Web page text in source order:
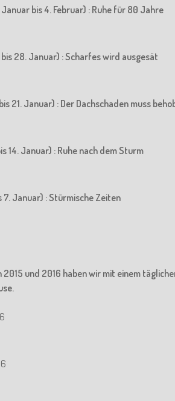
bis 4. Februar) : Ruhe für 80 Jahre
28. Januar) : Scharfes wird ausgesät
21. Januar) : Der Dachschaden muss
14. Januar) : Ruhe nach dem Sturm
7. Januar) : Stürmische Zeiten
2015 und 2016 haben wir mit einem